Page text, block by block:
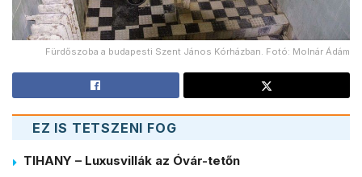
Fürdőszoba a budapesti Szent János Kórházban. Fotó: Molnár Ádám
EZ IS TETSZENI FOG
TIHANY – Luxusvillák az Óvár-tetőn